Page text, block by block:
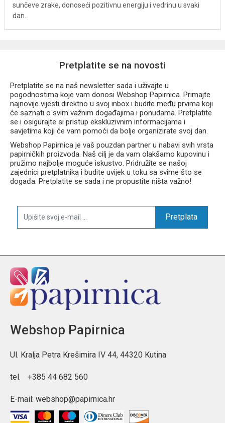
sunčeve zrake, donoseći pozitivnu energiju i vedrinu u svaki
dan.
Pretplatite se na novosti
Pretplatite se na naš newsletter sada i uživajte u
pogodnostima koje vam donosi Webshop Papirnica. Primajte
najnovije vijesti direktno u svoj inbox i budite među prvima koji
će saznati o svim važnim događajima i ponudama. Pretplatite
se i osigurajte si pristup ekskluzivnim informacijama i
savjetima koji će vam pomoći da bolje organizirate svoj dan.
Webshop Papirnica je vaš pouzdan partner u nabavi svih vrsta
papirničkih proizvoda. Naš cilj je da vam olakšamo kupovinu i
pružimo najbolje moguće iskustvo. Pridružite se našoj
zajednici pretplatnika i budite uvijek u toku sa svime što se
događa. Pretplatite se sada i ne propustite ništa važno!
Pretplata
Webshop Papirnica
Ul. Kralja Petra Krešimira IV 44, 44320 Kutina
tel. +385 44 682 560
E-mail: webshop@papirnica.hr